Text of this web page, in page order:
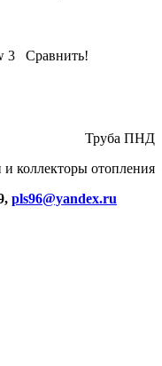
3
Сравнить!
Труба ПНД
и коллекторы отопления
pls96@yandex.ru